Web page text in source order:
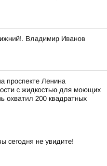
Владимир Иванов
проспекте Ленина
с жидкостью для моющих
охватил 200 квадратных
сегодня не увидите!